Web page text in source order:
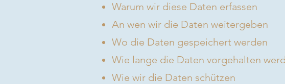
Warum wir diese Daten erfassen
An wen wir die Daten weitergeben
Wo die Daten gespeichert werden
Wie lange die Daten vorgehalten
Wie wir die Daten schützen